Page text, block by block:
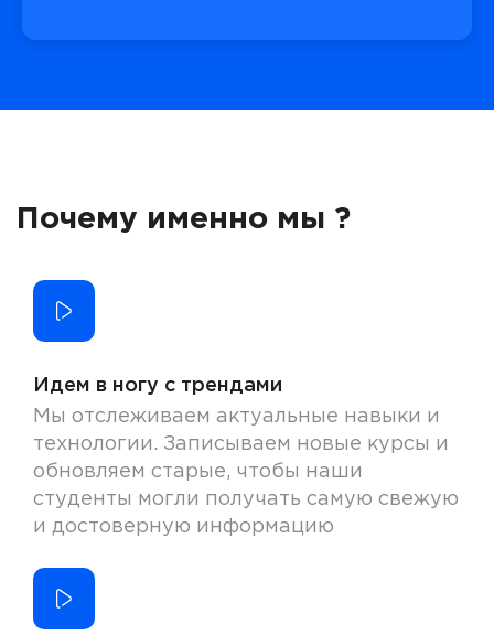
Почему именно мы ?
Идем в ногу с трендами
Мы отслеживаем актуальные навыки и
технологии. Записываем новые курсы и
обновляем старые, чтобы наши
студенты могли получать самую свежую
и достоверную информацию